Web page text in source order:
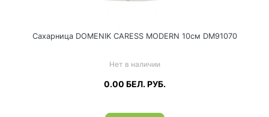
Сахарница DOMENIK CARESS MODERN 10см DM91070
Нет в наличии
0.00 БЕЛ. РУБ.